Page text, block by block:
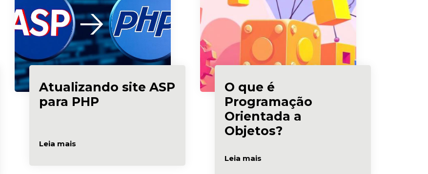
Atualizando site ASP
para PHP
Leia mais
O que é
Programação
Orientada a
Objetos?
Leia mais